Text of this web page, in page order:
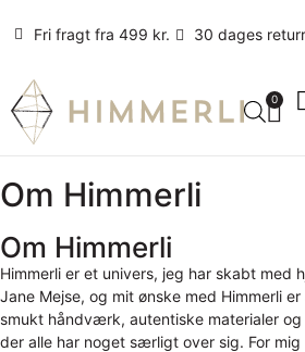
Fri fragt fra 499 kr. 30 dages
0
Om Himmerli
Om Himmerli
Himmerli er et univers, jeg har skabt med
Jane Mejse, og mit ønske med Himmerli
smukt håndværk, autentiske materialer
der alle har noget særligt over sig. For